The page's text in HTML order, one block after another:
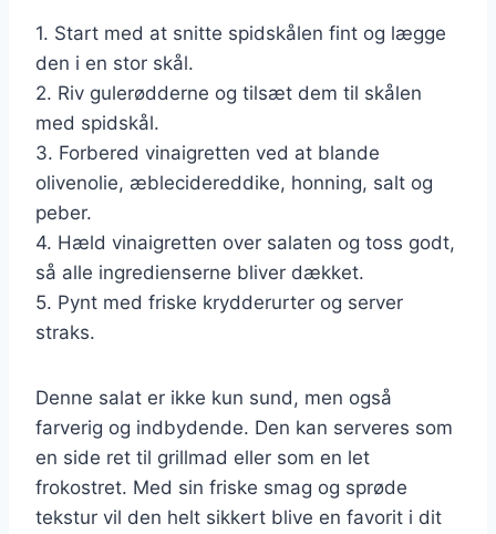
1. Start med at snitte spidskålen fint og lægge
den i en stor skål.
2. Riv gulerødderne og tilsæt dem til skålen
med spidskål.
3. Forbered vinaigretten ved at blande
olivenolie, æblecidereddike, honning, salt og
peber.
4. Hæld vinaigretten over salaten og toss godt,
så alle ingredienserne bliver dækket.
5. Pynt med friske krydderurter og server
straks.
Denne salat er ikke kun sund, men også
farverig og indbydende. Den kan serveres som
en side ret til grillmad eller som en let
frokostret. Med sin friske smag og sprøde
tekstur vil den helt sikkert blive en favorit i dit